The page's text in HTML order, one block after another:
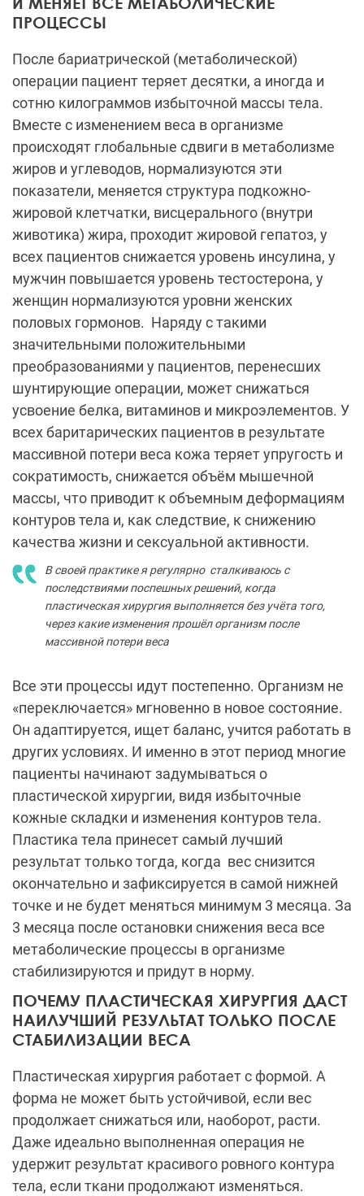
ПРОЦЕССЫ
После бариатрической (метаболической)
операции пациент теряет десятки, а иногда и
сотню килограммов избыточной массы тела.
Вместе с изменением веса в организме
происходят глобальные сдвиги в метаболизме
жиров и углеводов, нормализуются эти
показатели, меняется структура подкожно-
жировой клетчатки, висцерального (внутри
животика) жира, проходит жировой гепатоз, у
всех пациентов снижается уровень инсулина, у
мужчин повышается уровень тестостерона, у
женщин нормализуются уровни женских
половых гормонов. Наряду с такими
значительными положительными
преобразованиями у пациентов, перенесших
шунтирующие операции, может снижаться
усвоение белка, витаминов и микроэлементов. У
всех баритарических пациентов в результате
массивной потери веса кожа теряет упругость и
сократимость, снижается объём мышечной
массы, что приводит к объемным деформациям
контуров тела и, как следствие, к снижению
качества жизни и сексуальной активности.
В своей практике я регулярно сталкиваюсь с
последствиями поспешных решений, когда
пластическая хирургия выполняется без учёта того,
через какие изменения прошёл организм после
массивной потери веса
Все эти процессы идут постепенно. Организм не
«переключается» мгновенно в новое состояние.
Он адаптируется, ищет баланс, учится работать в
других условиях. И именно в этот период многие
пациенты начинают задумываться о
пластической хирургии, видя избыточные
кожные складки и изменения контуров тела.
Пластика тела принесет самый лучший
результат только тогда, когда вес снизится
окончательно и зафиксируется в самой нижней
точке и не будет меняться минимум 3 месяца. За
3 месяца после остановки снижения веса все
метаболические процессы в организме
стабилизируются и придут в норму.
ПОЧЕМУ ПЛАСТИЧЕСКАЯ ХИРУРГИЯ ДАСТ
НАИЛУЧШИЙ РЕЗУЛЬТАТ ТОЛЬКО ПОСЛЕ
СТАБИЛИЗАЦИИ ВЕСА
Пластическая хирургия работает с формой. А
форма не может быть устойчивой, если вес
продолжает снижаться или, наоборот, расти.
Даже идеально выполненная операция не
удержит результат красивого ровного контура
тела, если ткани продолжают изменяться.